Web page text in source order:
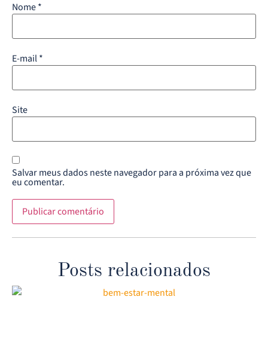
Nome*
E-mail*
Site
Salvar meus dados neste navegador para a próxima vez que
eu comentar.
Posts relacionados